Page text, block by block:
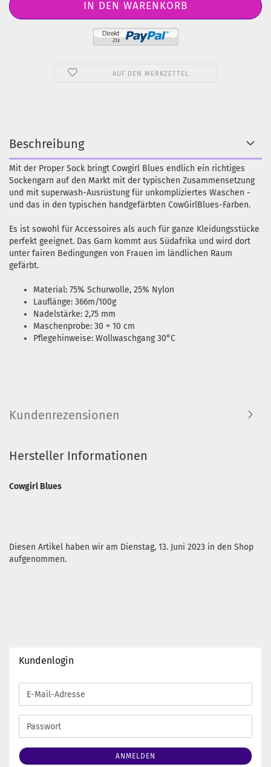
AUF DEN MERKZETTEL
Beschreibung
Mit der Proper Sock bringt Cowgirl Blues endlich ein richtiges
Sockengarn auf den Markt mit der typischen Zusammensetzung
und mit superwash-Ausrüstung für unkompliziertes Waschen -
und das in den typischen handgefärbten CowGirlBlues-Farben.
Es ist sowohl für Accessoires als auch für ganze Kleidungsstücke
perfekt geeignet. Das Garn kommt aus Südafrika und wird dort
unter fairen Bedingungen von Frauen im ländlichen Raum
gefärbt.
Material: 75% Schurwolle, 25% Nylon
Lauflänge: 366m/100g
Nadelstärke: 2,75 mm
Maschenprobe: 30 = 10 cm
Pflegehinweise: Wollwaschgang 30°C
Kundenrezensionen
Hersteller Informationen
Cowgirl Blues
Diesen Artikel haben wir am Dienstag, 13. Juni 2023 in den Shop
aufgenommen.
Kundenlogin
E-
Mail-
Adresse
Passwort
ANMELDEN